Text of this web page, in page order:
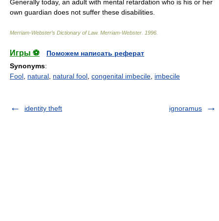
Generally today, an adult with mental retardation who is his or her
own guardian does not suffer these disabilities.
Merriam-Webster’s Dictionary of Law. Merriam-Webster 1996
Игры ⚽
Поможем написать реферат
Synonyms:
Fool natural natural fool congenital imbecile imbecile
identity theft ignoramus